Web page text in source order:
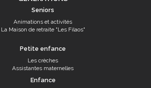
Seniors
Animations et activités
La Maison de retraite "Les Filaos"
Petite enfance
Les crèches
Assistantes maternelles
Enfance